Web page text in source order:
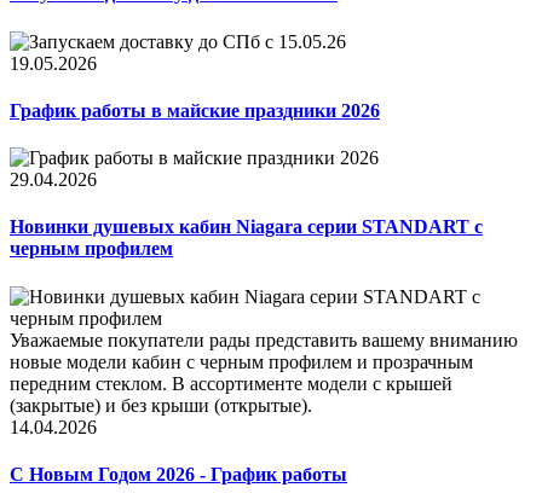
19.05.2026
График работы в майские праздники 2026
29.04.2026
Новинки душевых кабин Niagara серии STANDART с
черным профилем
Уважаемые покупатели рады представить вашему вниманию
новые модели кабин с черным профилем и прозрачным
передним стеклом. В ассортименте модели с крышей
(закрытые) и без крыши (открытые).
14.04.2026
С Новым Годом 2026 - График работы